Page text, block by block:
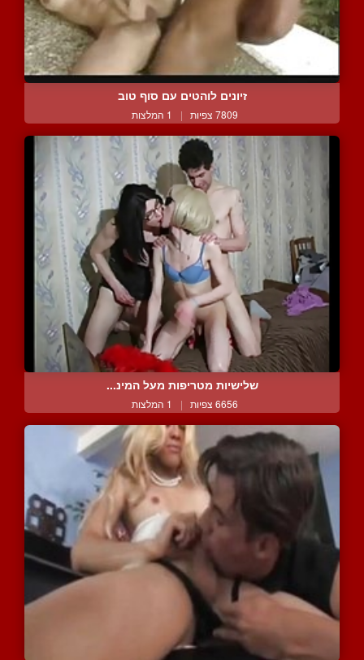
זיונים לוהטים עם סוף טוב
7809 צפיות | 1 המלצות
שלישיות מטריפות מעל המינ...
6656 צפיות | 1 המלצות